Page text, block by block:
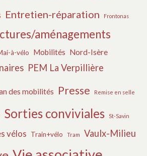
Entretien-réparation Frontonas
aménagements
à-vélo Mobilités Nord-Isère
PEM La Verpillière
des mobilités Presse Remise en selle
Sorties conviviales St-Savin
vélos Train+vélo Tram Vaulx-Milieu